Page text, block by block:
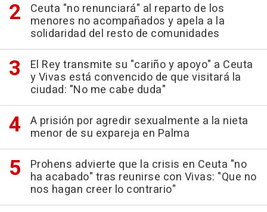
Ceuta "no renunciará" al reparto de los
menores no acompañados y apela a la
solidaridad del resto de comunidades
El Rey transmite su "cariño y apoyo" a Ceuta
y Vivas está convencido de que visitará la
ciudad: "No me cabe duda"
A prisión por agredir sexualmente a la nieta
menor de su expareja en Palma
Prohens advierte que la crisis en Ceuta "no
ha acabado" tras reunirse con Vivas: "Que no
nos hagan creer lo contrario"